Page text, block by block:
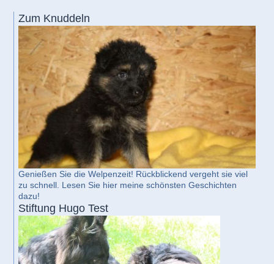
Zum Knuddeln
Genießen Sie die Welpenzeit! Rückblickend vergeht sie viel
zu schnell. Lesen Sie hier meine schönsten Geschichten
dazu!
Stiftung Hugo Test